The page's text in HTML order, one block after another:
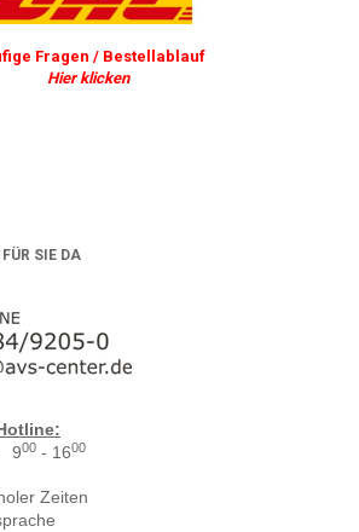
Fragen / Bestellablauf
Hier klicken
SIE DA
900 - 1600
Zeiten